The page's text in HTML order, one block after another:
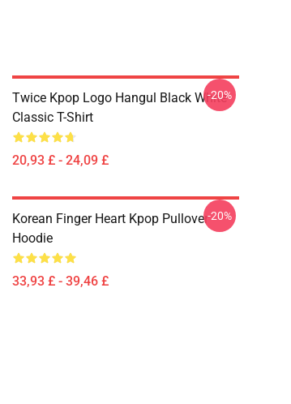
Twice Kpop Logo Hangul Black White
Classic T-Shirt
20,93 £ - 24,09 £
-20%
Korean Finger Heart Kpop Pullover
Hoodie
33,93 £ - 39,46 £
-20%